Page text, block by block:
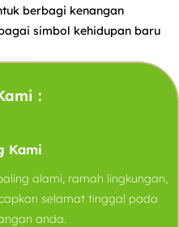
berbagi kenangan
simbol kehidupan baru
:
Kami
alami, ramah lingkungan,
selamat tinggal pada
anda.